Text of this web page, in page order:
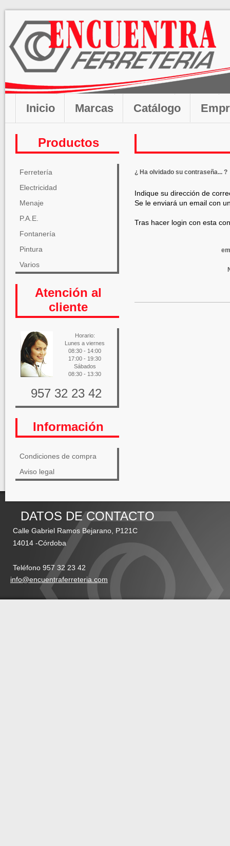
Inicio Marcas Catálogo
Productos
Ferretería
Electricidad
Menaje
P.A.E.
Fontanería
Pintura
Varios
Atención al
cliente
Horario:
Lunes a viernes
08:30 - 14:00
17:00 - 19:30
Sábados
08:30 - 13:30
957 32 23 42
Información
Condiciones de compra
Aviso legal
¿ Ha olvidado su contraseña... ?
Indique su dirección de
Se le enviará un email con
Tras hacer login con esta
DATOS DE CONTACTO
Calle Gabriel Ramos Bejarano, P121C
14014 -Córdoba
Teléfono 957 32 23 42
info@encuentraferreteria.com